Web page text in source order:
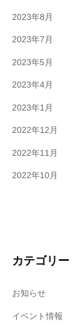
2023年8月
2023年7月
2023年5月
2023年4月
2023年1月
2022年12月
2022年11月
2022年10月
カテゴリー
お知らせ
イベント情報